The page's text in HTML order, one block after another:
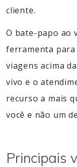
cliente.
O bate-papo ao
ferramenta para
viagens acima
vivo e o
recurso a mais
você e não um
Principais